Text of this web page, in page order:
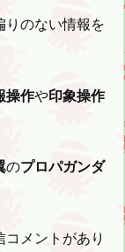
りのない情報を
操作や印象操作
のプロパガンダ
メントがあり